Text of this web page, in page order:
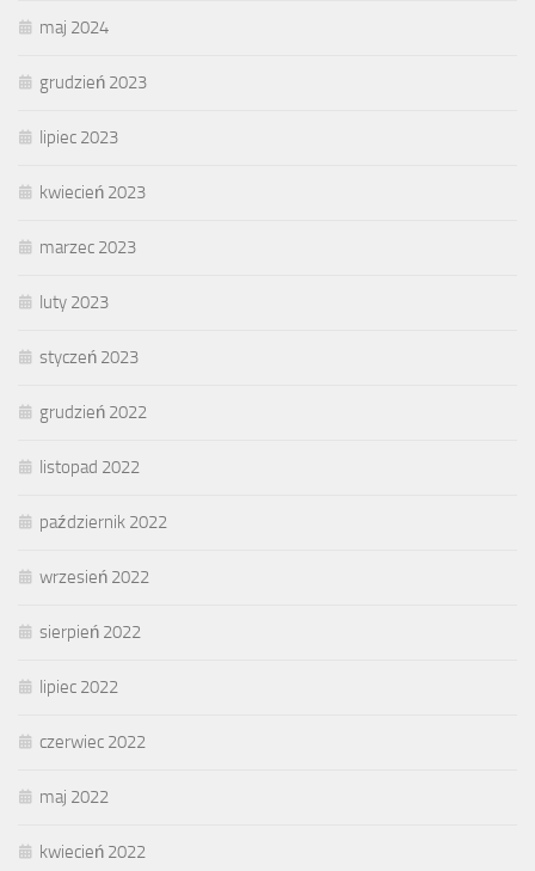
maj 2024
grudzień 2023
lipiec 2023
kwiecień 2023
marzec 2023
luty 2023
styczeń 2023
grudzień 2022
listopad 2022
październik 2022
wrzesień 2022
sierpień 2022
lipiec 2022
czerwiec 2022
maj 2022
kwiecień 2022